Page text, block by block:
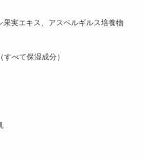
実エキス、アスペルギルス培養物
べて保湿成分）